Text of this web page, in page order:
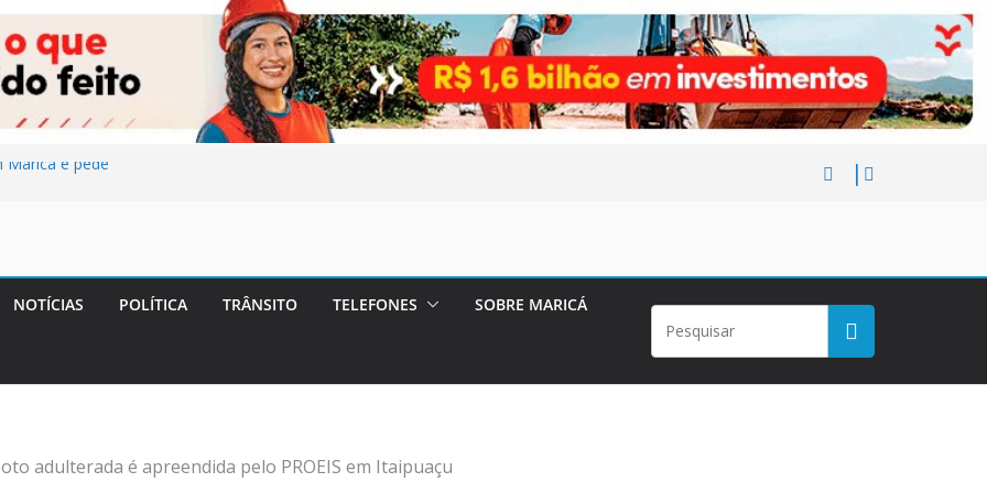
Maricá e pede
a bordo
o
NOTÍCIAS POLÍTICA TRÂNSITO TELEFONES SOBRE MARICÁ
adulterada é apreendida pelo PROEIS em Itaipuaçu